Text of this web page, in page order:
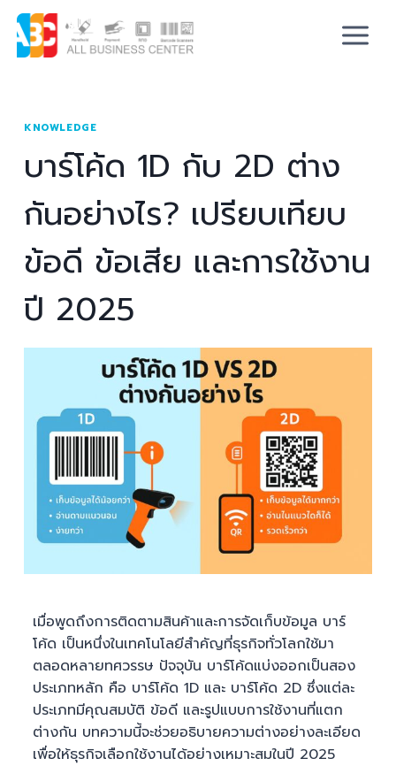
KNOWLEDGE
บาร์โค้ด 1D กับ 2D ต่าง
กันอย่างไร? เปรียบเทียบ
ข้อดี ข้อเสีย และการใช้งาน
ปี 2025
เมื่อพูดถึงการติดตามสินค้าและการจัดเก็บข้อมูล บาร์
โค้ด เป็นหนึ่งในเทคโนโลยีสำคัญที่ธุรกิจทั่วโลกใช้มา
ตลอดหลายทศวรรษ ปัจจุบัน บาร์โค้ดแบ่งออกเป็นสอง
ประเภทหลัก คือ บาร์โค้ด 1D และ บาร์โค้ด 2D ซึ่งแต่ละ
ประเภทมีคุณสมบัติ ข้อดี และรูปแบบการใช้งานที่แตก
ต่างกัน บทความนี้จะช่วยอธิบายความต่างอย่างละเอียด
เพื่อให้ธุรกิจเลือกใช้งานได้อย่างเหมาะสมในปี 2025